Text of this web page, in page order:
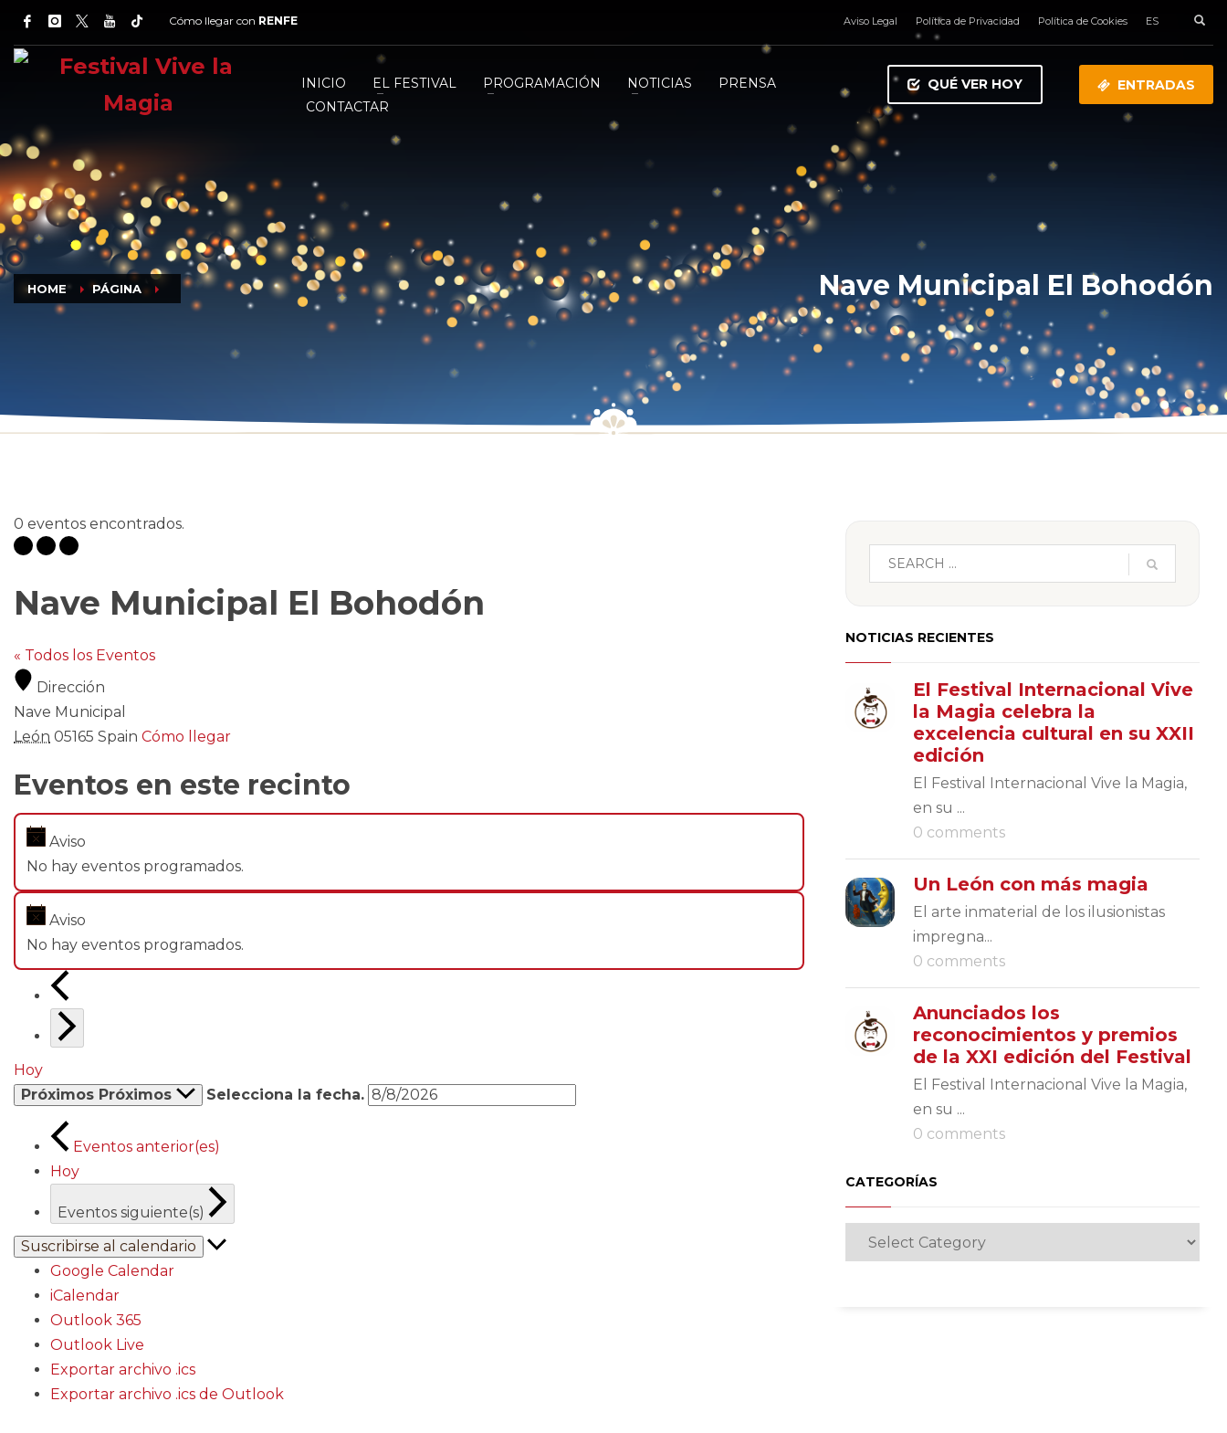
Cómo llegar con RENFE Aviso Legal Política de Privacidad Política de Cookies ES
INICIO EL FESTIVAL PROGRAMACIÓN NOTICIAS
PRENSA
CONTACTAR
QUÉ VER HOY ENTRADAS
HOME PÁGINA Nave Municipal El Bohodón
0 eventos encontrados.
Nave Municipal El Bohodón
« Todos los Eventos
Dirección
Nave Municipal
León 05165 Spain Cómo llegar
Eventos en este recinto
Aviso
No hay eventos programados.
Aviso
No hay eventos programados.
Hoy
Próximos Próximos Selecciona la fecha.
Eventos anterior(es)
Hoy
Eventos siguiente(s)
Suscribirse al calendario
Google Calendar
iCalendar
Outlook 365
Outlook Live
Exportar archivo .ics
Exportar archivo .ics de Outlook
NOTICIAS RECIENTES
El Festival Internacional Vive
la Magia celebra la
excelencia cultural en su XXII
edición
El Festival Internacional Vive la Magia,
en su ...
0 comments
Un León con más magia
El arte inmaterial de los ilusionistas
impregna...
0 comments
Anunciados los
reconocimientos y premios
de la XXI edición del Festival
El Festival Internacional Vive la Magia,
en su ...
0 comments
CATEGORÍAS